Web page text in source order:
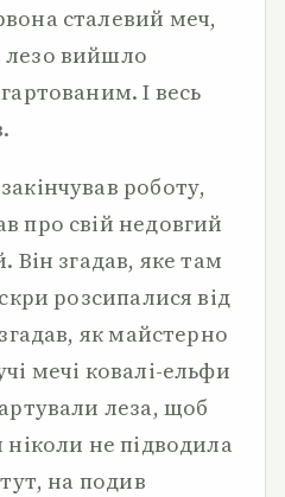
сталевий меч,
вийшло
І весь
роботу,
про свій недовгий
Він згадав, яке там
розсипалися від
як майстерно
мечі ковалі-ельфи
леза, щоб
ніколи не підводила
на подив